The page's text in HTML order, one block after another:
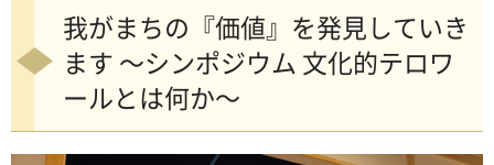
我がまちの『価値』を発見していき
ます ～シンポジウム 文化的テロワ
ールとは何か～